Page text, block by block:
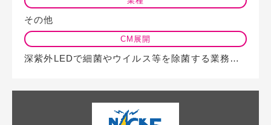
その他
CM展開
深紫外LEDで細菌やウイルス等を除菌する業務用空気清浄機のラジオCMをTBS…